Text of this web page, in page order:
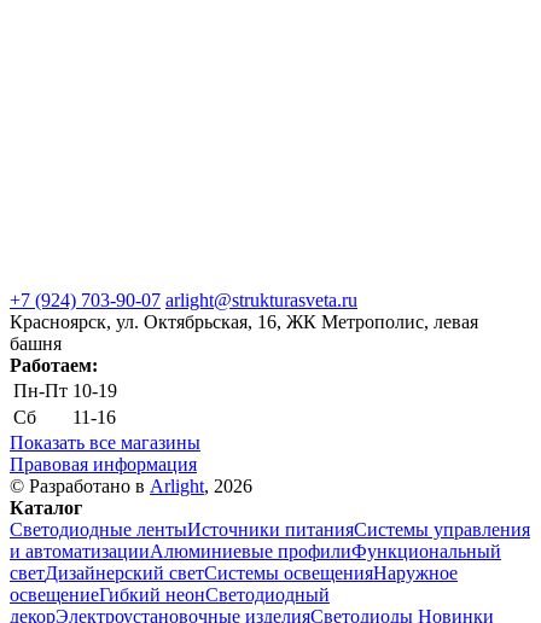
+7 (924) 703-90-07 arlight@strukturasveta.ru
Красноярск, ул. Октябрьская, 16, ЖК Метрополис, левая
башня
Работаем:
Пн-Пт 10-19
Сб
11-16
Показать все магазины
Правовая информация
© Разработано в Arlight, 2026
Каталог
Светодиодные лентыИсточники питанияСистемы управления
и автоматизацииАлюминиевые профилиФункциональный
светДизайнерский светСистемы освещенияНаружное
освещениеГибкий неонСветодиодный
декорЭлектроустановочные изделияСветодиоды Новинки